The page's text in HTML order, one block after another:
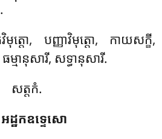
ត្តោ, បញ្ញាវិមុត្តោ, កាយសក្ខី,
ធម្មានុសារី, សទ្ធានុសារី.
សត្តកំ.
ដ្ឋកឧទ្ទេសោ